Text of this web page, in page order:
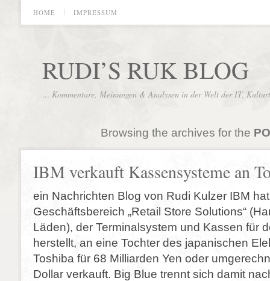
HOME IMPRESSUM
RUDI’S RUK BLOG
… Kommentare, Meinungen & Analysen in der Welt der IT,
Browsing the archives for the
IBM verkauft Kassensysteme an
ein Nachrichten Blog von Rudi Kulzer IBM
Geschäftsbereich „Retail Store Solutions“
Läden), der Terminalsystem und Kassen für
herstellt, an eine Tochter des japanischen
Toshiba für 68 Milliarden Yen oder
Dollar verkauft. Big Blue trennt sich damit